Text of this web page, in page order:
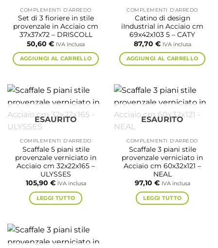
COMPLEMENTI D'ARREDO
Set di 3 fioriere in stile
provenzale in Acciaio cm
37x37x72 – DRISCOLL
50,60 € IVA inclusa
AGGIUNGI AL CARRELLO
COMPLEMENTI D'ARREDO
Catino di design
iIndustrial in Acciaio cm
69x42x103 5 – CATY
87,70 € IVA inclusa
AGGIUNGI AL CARRELLO
ESAURITO
COMPLEMENTI D'ARREDO
Scaffale 5 piani stile
provenzale verniciato in
Acciaio cm 32x22x165 –
ULYSSES
105,90 € IVA inclusa
LEGGI TUTTO
ESAURITO
COMPLEMENTI D'ARREDO
Scaffale 3 piani stile
provenzale verniciato in
Acciaio cm 60x32x121 –
NEAL
97,10 € IVA inclusa
LEGGI TUTTO